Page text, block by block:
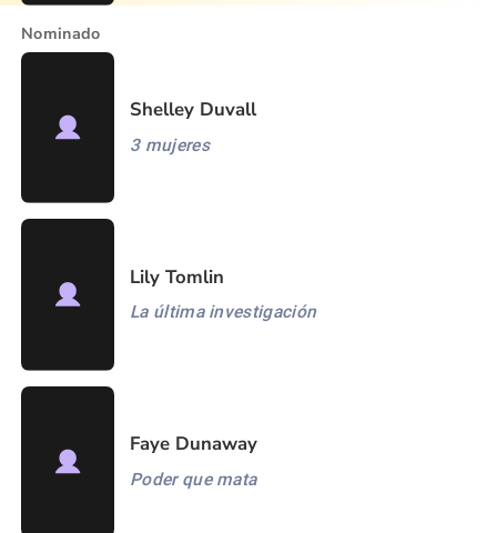
Nominado
Shelley Duvall
3 mujeres
Lily Tomlin
La última investigación
Faye Dunaway
Poder que mata